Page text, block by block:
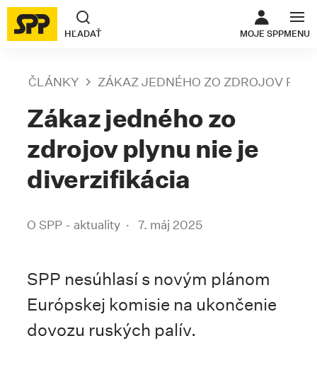
HĽADAŤ MOJE SPP
ODKAZ SA
MENU
ČLÁNKY ZÁKAZ JEDNÉHO ZO ZDROJOV
Zákaz jedného zo
zdrojov plynu nie je
diverzifikácia
O SPP - aktuality 7. máj 2025
SPP nesúhlasí s novým plánom
Európskej komisie na ukončenie
dovozu ruských palív.